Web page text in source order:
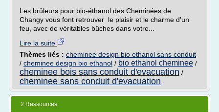
Les brûleurs pour bio-éthanol des Cheminées de
Changy vous font retrouver le plaisir et le charme d'un
feu, avec de véritables bûches dans votre...
Lire la suite
Thèmes liés : cheminee design bio ethanol sans conduit
/ cheminee design bio ethanol / bio ethanol cheminee /
cheminee bois sans conduit d'evacuation /
cheminee sans conduit d'evacuation
2 Ressources